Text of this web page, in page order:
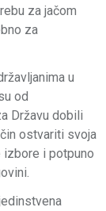
za jačom
za
u
od
Državu dobili
ostvariti svoja
izbore i potpuno